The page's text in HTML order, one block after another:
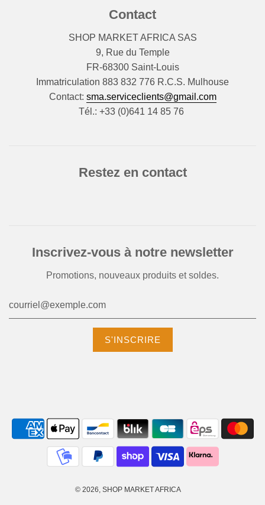
Contact
SHOP MARKET AFRICA SAS
9, Rue du Temple
FR-68300 Saint-Louis
Immatriculation 883 832 776 R.C.S. Mulhouse
Contact: sma.serviceclients@gmail.com
Tél.: +33 (0)641 14 85 76
Restez en contact
Inscrivez-vous à notre newsletter
Promotions, nouveaux produits et soldes.
© 2026, SHOP MARKET AFRICA